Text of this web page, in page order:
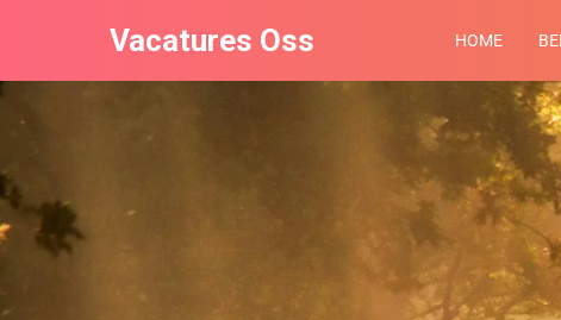
Vacatures Oss HOME